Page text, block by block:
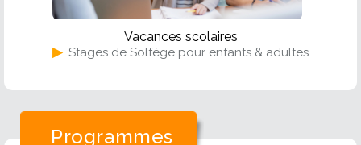
Vacances scolaires
▶ Stages de Solfège pour enfants & adultes
Programmes